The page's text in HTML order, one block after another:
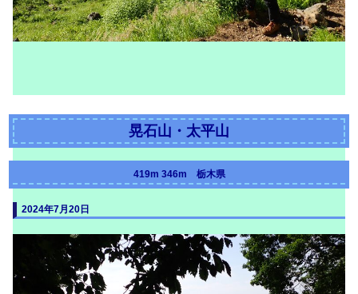
晃石山・太平山
419m 346m 栃木県
2024年7月20日